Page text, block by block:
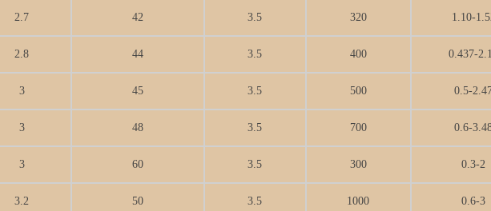
2.7 42 3.5 320 1.10-
2.8 44 3.5 400 0.437-
3 45 3.5 500 0.5-
3 48 3.5 700 0.6-
3 60 3.5 300 0.3-2
3.2 50 3.5 1000 0.6-3